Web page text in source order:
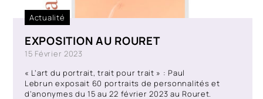
Actualité
EXPOSITION AU ROURET
15 Février 2023
« L’art du portrait, trait pour trait » : Paul
Lebrun exposait 60 portraits de personnalités et
d’anonymes du 15 au 22 février 2023 au Rouret.